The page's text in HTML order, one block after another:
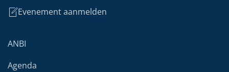
Evenement aanmelden
ANBI
Agenda